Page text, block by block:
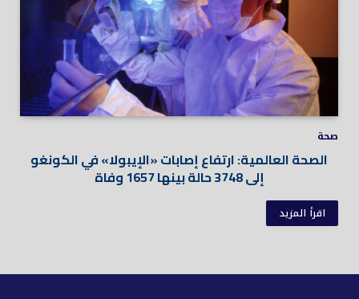
صحة
الصحة العالمية: ارتفاع إصابات «الإيبولا» في الكونغو
إلى 3748 حالة بينها 1657 وفاة
اقرأ المزيد